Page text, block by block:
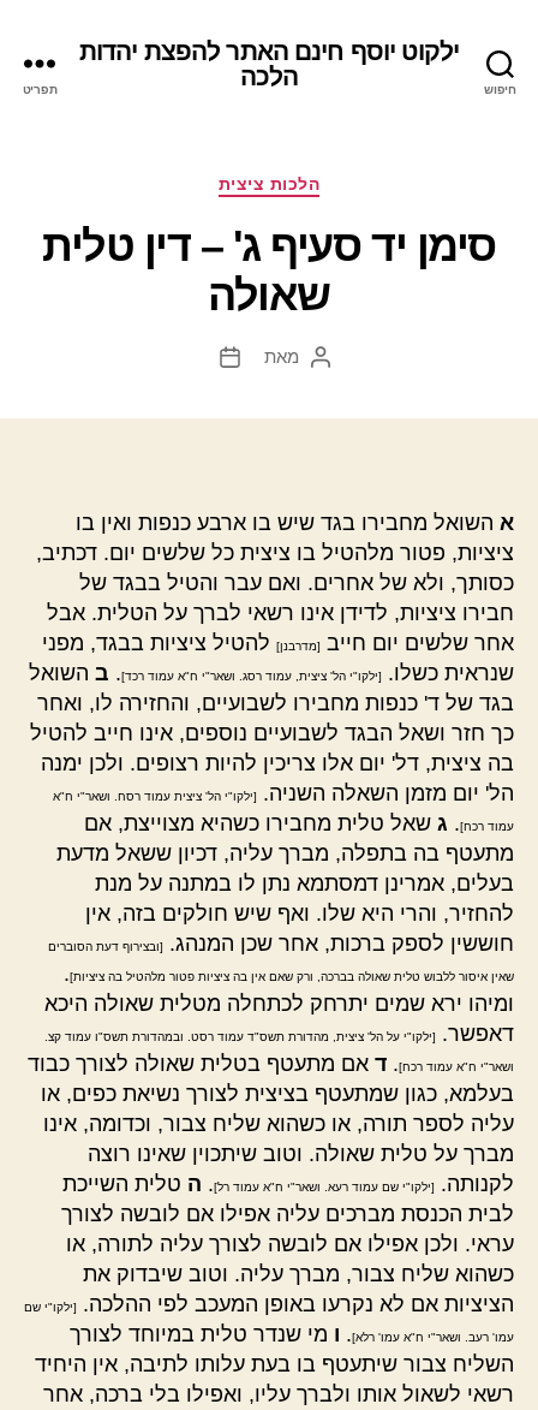
חיפוש
ילקוט יוסף חינם האתר להפצת יהדות
הלכה
תפריט
קטגוריות
הלכות ציצית
סימן יד סעיף ג' – דין טלית
שאולה
המחבר
מאת
תאריך
א השואל מחבירו בגד שיש בו ארבע כנפות ואין בו
ציציות, פטור מלהטיל בו ציצית כל שלשים יום. דכתיב,
כסותך, ולא של אחרים. ואם עבר והטיל בבגד של
חבירו ציציות, לדידן אינו רשאי לברך על הטלית. אבל
אחר שלשים יום חייב [מדרבנן] להטיל ציציות בבגד, מפני
שנראית כשלו.
[ילקו"י הל' ציצית, עמוד רסג. ושאר"י ח"א עמוד רכד]. ב השואל
בגד של ד' כנפות מחבירו לשבועיים, והחזירה לו, ואחר
כך חזר ושאל הבגד לשבועיים נוספים, אינו חייב להטיל
בה ציצית, דל' יום אלו צריכין להיות רצופים. ולכן ימנה
הל' יום מזמן השאלה השניה.
[ילקו"י הל' ציצית עמוד רסח. ושאר"י ח"א
עמוד רכח]. ג שאל טלית מחבירו כשהיא מצוייצת, אם
מתעטף בה בתפלה, מברך עליה, דכיון ששאל מדעת
בעלים, אמרינן דמסתמא נתן לו במתנה על מנת
להחזיר, והרי היא שלו. ואף שיש חולקים בזה, אין
חוששין לספק ברכות, אחר שכן המנהג.
[ובצירוף דעת הסוברים
שאין איסור ללבוש טלית שאולה בברכה, ורק שאם אין בה ציציות פטור מלהטיל בה ציציות].
ומיהו ירא שמים יתרחק לכתחלה מטלית שאולה היכא
דאפשר.
[ילקו"י על הל' ציצית, מהדורת תשס"ד עמוד רסט. ובמהדורת תשס"ו עמוד קצ.
ושאר"י ח"א עמוד רכח]. ד אם מתעטף בטלית שאולה לצורך כבוד
בעלמא, כגון שמתעטף בציצית לצורך נשיאת כפים, או
עליה לספר תורה, או כשהוא שליח צבור, וכדומה, אינו
מברך על טלית שאולה. וטוב שיתכוין שאינו רוצה
לקנותה.
[ילקו"י שם עמוד רעא. ושאר"י ח"א עמוד רל]. ה טלית השייכת
לבית הכנסת מברכים עליה אפילו אם לובשה לצורך
עראי. ולכן אפילו אם לובשה לצורך עליה לתורה, או
כשהוא שליח צבור, מברך עליה. וטוב שיבדוק את
הציציות אם לא נקרעו באופן המעכב לפי ההלכה.
[ילקו"י שם
עמו' רעב. ושאר"י ח"א עמו' רלא]. ו מי שנדר טלית במיוחד לצורך
השליח צבור שיתעטף בו בעת עלותו לתיבה, אין היחיד
רשאי לשאול אותו ולברך עליו, ואפילו בלי ברכה, אחר